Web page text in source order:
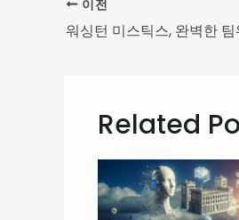
이전
Related